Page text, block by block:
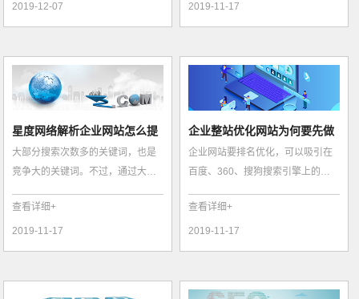
2019-12-07 2019-11-17
星度网络解析企业网站怎么提
高关键词排名...
大部分搜索次数多的关键词，也是
竞争大的关键词。不过，通过大量
索次数及竞...
查看详细+
2019-11-17
企业整站优化网站为何要先做
热门关键词排...
企业网站要排名优化，可以吸引在
百度、360、搜狗搜索引擎上的潜
且可以为你...
查看详细+
2019-11-17